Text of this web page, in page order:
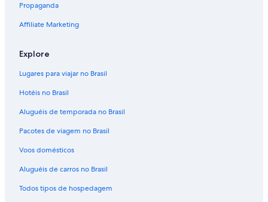
Voos de Punta Cana (PUJ) para Fort Lauderdale (FLL)
Voos de Rio de Janeiro (RIO) para Fort Lauderdale (FLL)
Voos de Salvador (SSA) para Fort Lauderdale (FLL)
Voos para Fort Lauderdale
Propaganda
Affiliate Marketing
Explore
Lugares para viajar no Brasil
Hotéis no Brasil
Aluguéis de temporada no Brasil
Pacotes de viagem no Brasil
Voos domésticos
Aluguéis de carros no Brasil
Todos tipos de hospedagem